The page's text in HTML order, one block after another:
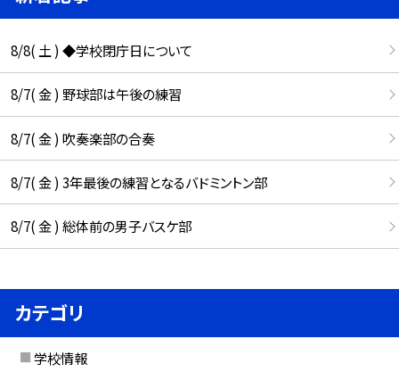
8/8( 土 ) ◆学校閉庁日について
8/7( 金 ) 野球部は午後の練習
8/7( 金 ) 吹奏楽部の合奏
8/7( 金 ) 3年最後の練習となるバドミントン部
8/7( 金 ) 総体前の男子バスケ部
カテゴリ
学校情報